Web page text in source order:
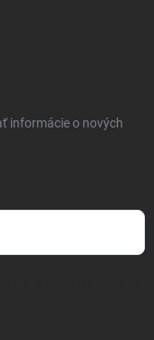
informácie o nových